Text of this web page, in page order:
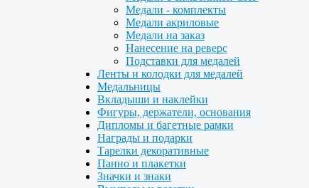
Медали - комплекты
Медали акриловые
Медали на заказ
Нанесение на реверс
Подставки для медалей
Ленты и колодки для медалей
Медальницы
Вкладыши и наклейки
Фигуры, держатели, основания
Дипломы и багетные рамки
Награды и подарки
Тарелки декоративные
Панно и плакетки
Значки и знаки